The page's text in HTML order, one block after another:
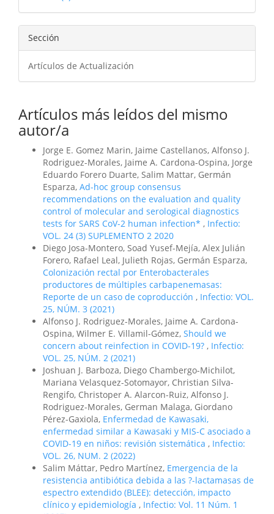
artículo
Sección
Artículos de Actualización
Artículos más leídos del mismo
autor/a
Jorge E. Gomez Marin, Jaime Castellanos, Alfonso J.
Rodriguez-Morales, Jaime A. Cardona-Ospina, Jorge
Eduardo Forero Duarte, Salim Mattar, Germán
Esparza, Ad-hoc group consensus
recommendations on the evaluation and quality
control of molecular and serological diagnostics
tests for SARS CoV-2 human infection* , Infectio:
VOL. 24 (3) SUPLEMENTO 2 2020
Diego Josa-Montero, Soad Yusef-Mejía, Alex Julián
Forero, Rafael Leal, Julieth Rojas, Germán Esparza,
Colonización rectal por Enterobacterales
productores de múltiples carbapenemasas:
Reporte de un caso de coproducción , Infectio: VOL.
25, NÚM. 3 (2021)
Alfonso J. Rodriguez-Morales, Jaime A. Cardona-
Ospina, Wilmer E. Villamil-Gómez, Should we
concern about reinfection in COVID-19? , Infectio:
VOL. 25, NÚM. 2 (2021)
Joshuan J. Barboza, Diego Chambergo-Michilot,
Mariana Velasquez-Sotomayor, Christian Silva-
Rengifo, Christoper A. Alarcon-Ruiz, Alfonso J.
Rodriguez-Morales, German Malaga, Giordano
Pérez-Gaxiola, Enfermedad de Kawasaki,
enfermedad similar a Kawasaki y MIS-C asociado a
COVID-19 en niños: revisión sistemática , Infectio:
VOL. 26, NUM. 2 (2022)
Salim Máttar, Pedro Martínez, Emergencia de la
resistencia antibiótica debida a las ?-lactamasas de
espectro extendido (BLEE): detección, impacto
clínico y epidemiología , Infectio: Vol. 11 Núm. 1